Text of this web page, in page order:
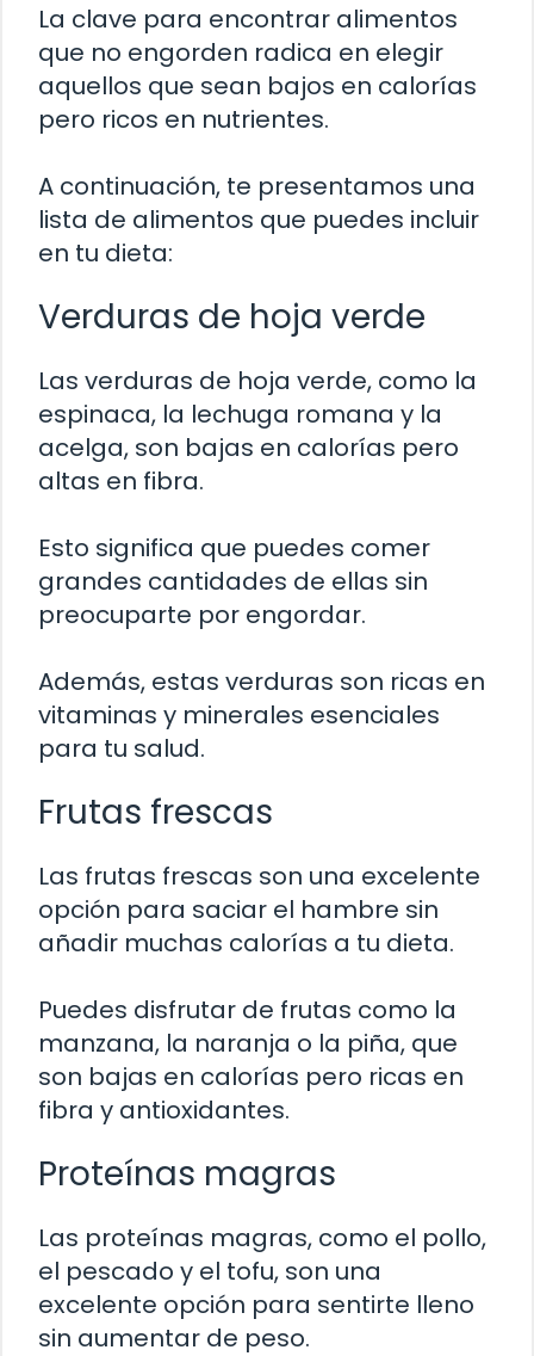
La clave para encontrar alimentos
que no engorden radica en elegir
aquellos que sean bajos en calorías
pero ricos en nutrientes.
A continuación, te presentamos una
lista de alimentos que puedes incluir
en tu dieta:
Verduras de hoja verde
Las verduras de hoja verde, como la
espinaca, la lechuga romana y la
acelga, son bajas en calorías pero
altas en fibra.
Esto significa que puedes comer
grandes cantidades de ellas sin
preocuparte por engordar.
Además, estas verduras son ricas en
vitaminas y minerales esenciales
para tu salud.
Frutas frescas
Las frutas frescas son una excelente
opción para saciar el hambre sin
añadir muchas calorías a tu dieta.
Puedes disfrutar de frutas como la
manzana, la naranja o la piña, que
son bajas en calorías pero ricas en
fibra y antioxidantes.
Proteínas magras
Las proteínas magras, como el pollo,
el pescado y el tofu, son una
excelente opción para sentirte lleno
sin aumentar de peso.